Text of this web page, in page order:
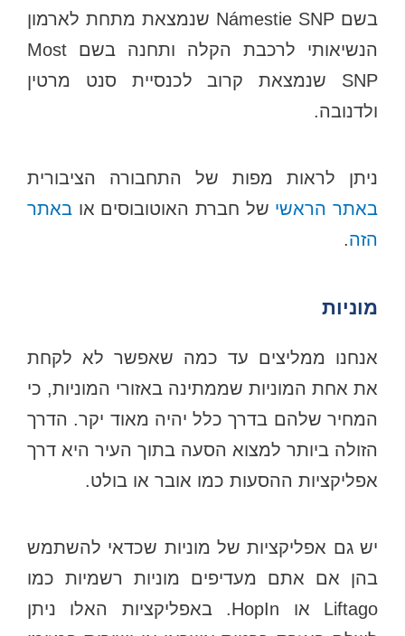
בשם Námestie SNP שנמצאת מתחת לארמון
הנשיאותי לרכבת הקלה ותחנה בשם Most
SNP שנמצאת קרוב לכנסיית סנט מרטין
ולדנובה.
ניתן לראות מפות של התחבורה הציבורית
באתר הראשישל חברת האוטובוסים או באתר
הזה.
מוניות
אנחנו ממליצים עד כמה שאפשר לא לקחת
את אחת המוניות שממתינה באזורי המוניות, כי
המחיר שלהם בדרך כלל יהיה מאוד יקר. הדרך
הזולה ביותר למצוא הסעה בתוך העיר היא דרך
אפליקציות ההסעות כמו אובר או בולט.
יש גם אפליקציות של מוניות שכדאי להשתמש
בהן אם אתם מעדיפים מוניות רשמיות כמו
Liftago או HopIn. באפליקציות האלו ניתן